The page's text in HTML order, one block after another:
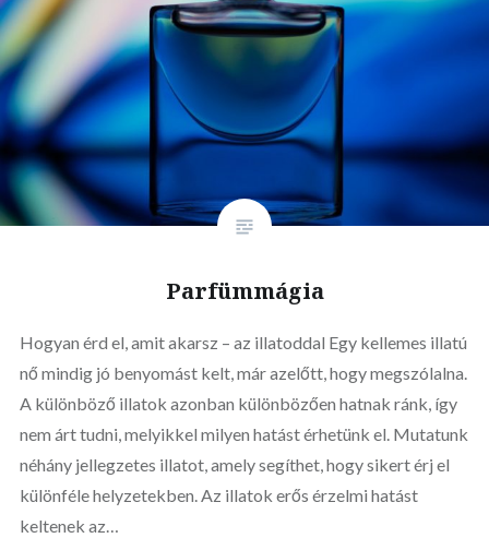
Parfümmágia
Hogyan érd el, amit akarsz – az illatoddal Egy kellemes illatú
nő mindig jó benyomást kelt, már azelőtt, hogy megszólalna.
A különböző illatok azonban különbözően hatnak ránk, így
nem árt tudni, melyikkel milyen hatást érhetünk el. Mutatunk
néhány jellegzetes illatot, amely segíthet, hogy sikert érj el
különféle helyzetekben. Az illatok erős érzelmi hatást
keltenek az…